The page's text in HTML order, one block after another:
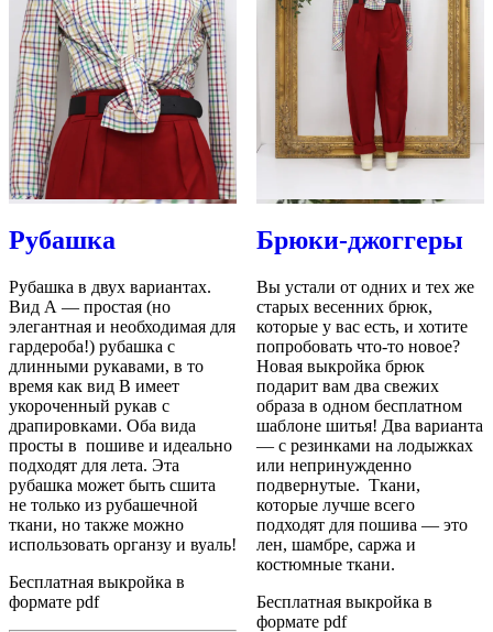
Рубашка
Рубашка в двух вариантах.
Вид А — простая (но
элегантная и необходимая для
гардероба!) рубашка с
длинными рукавами, в то
время как вид В имеет
укороченный рукав с
драпировками. Оба вида
просты в пошиве и идеально
подходят для лета. Эта
рубашка может быть сшита
не только из рубашечной
ткани, но также можно
использовать органзу и вуаль!
Бесплатная выкройка в
формате pdf
Брюки-джоггеры
Вы устали от одних и тех же
старых весенних брюк,
которые у вас есть, и хотите
попробовать что-то новое?
Новая выкройка брюк
подарит вам два свежих
образа в одном бесплатном
шаблоне шитья! Два варианта
— с резинками на лодыжках
или непринужденно
подвернутые. Ткани,
которые лучше всего
подходят для пошива — это
лен, шамбре, саржа и
костюмные ткани.
Бесплатная выкройка в
формате pdf